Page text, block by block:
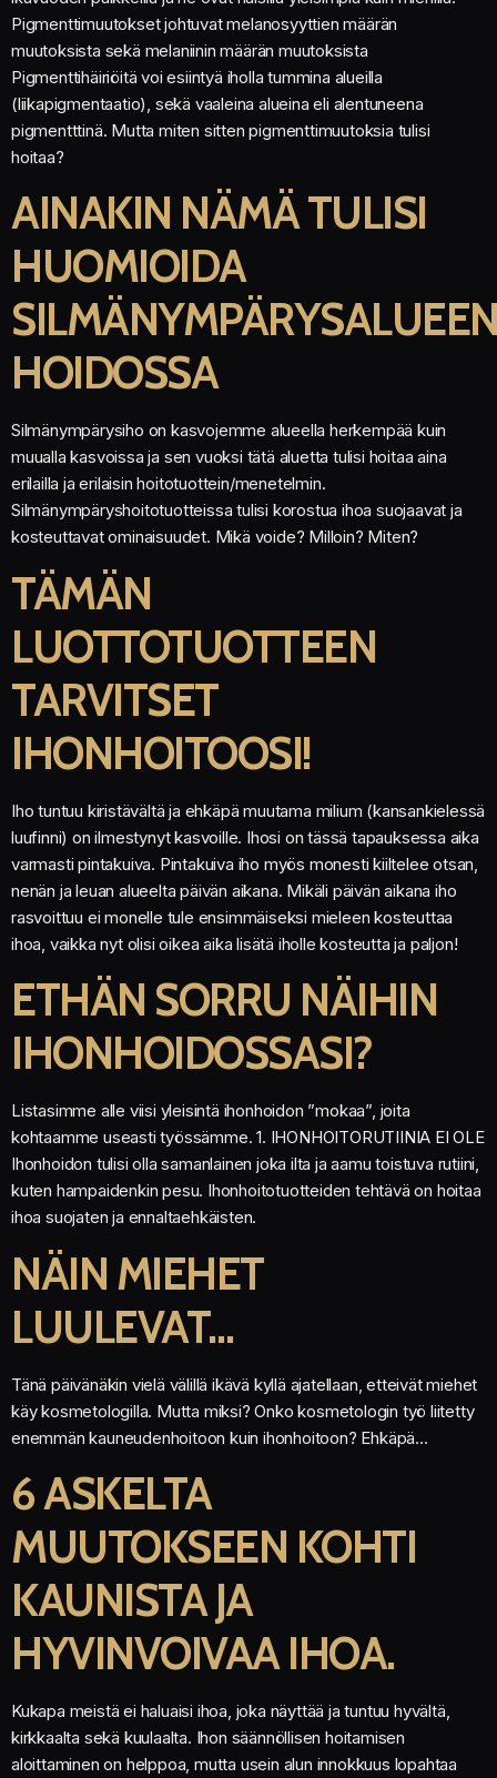
Pigmenttimuutokset johtuvat melanosyyttien määrän
muutoksista sekä melaniinin määrän muutoksista
Pigmenttihäiriöitä voi esiintyä iholla tummina alueilla
(liikapigmentaatio), sekä vaaleina alueina eli alentuneena
pigmentttinä. Mutta miten sitten pigmenttimuutoksia tulisi
hoitaa?
AINAKIN NÄMÄ TULISI
HUOMIOIDA
HOIDOSSA
Silmänympärysiho on kasvojemme alueella herkempää kuin
muualla kasvoissa ja sen vuoksi tätä aluetta tulisi hoitaa aina
erilailla ja erilaisin hoitotuottein/menetelmin.
Silmänympäryshoitotuotteissa tulisi korostua ihoa suojaavat ja
kosteuttavat ominaisuudet. Mikä voide? Milloin? Miten?
TÄMÄN
LUOTTOTUOTTEEN
TARVITSET
IHONHOITOOSI!
Iho tuntuu kiristävältä ja ehkäpä muutama milium (kansankielessä
luufinni) on ilmestynyt kasvoille. Ihosi on tässä tapauksessa aika
varmasti pintakuiva. Pintakuiva iho myös monesti kiiltelee otsan,
nenän ja leuan alueelta päivän aikana. Mikäli päivän aikana iho
rasvoittuu ei monelle tule ensimmäiseksi mieleen kosteuttaa
ihoa, vaikka nyt olisi oikea aika lisätä iholle kosteutta ja paljon!
ETHÄN SORRU NÄIHIN
IHONHOIDOSSASI?
Listasimme alle viisi yleisintä ihonhoidon ”mokaa”, joita
kohtaamme useasti työssämme. 1. IHONHOITORUTIINIA EI OLE
Ihonhoidon tulisi olla samanlainen joka ilta ja aamu toistuva rutiini,
kuten hampaidenkin pesu. Ihonhoitotuotteiden tehtävä on hoitaa
ihoa suojaten ja ennaltaehkäisten.
NÄIN MIEHET
LUULEVAT…
Tänä päivänäkin vielä välillä ikävä kyllä ajatellaan, etteivät miehet
käy kosmetologilla. Mutta miksi? Onko kosmetologin työ liitetty
enemmän kauneudenhoitoon kuin ihonhoitoon? Ehkäpä…
6 ASKELTA
MUUTOKSEEN KOHTI
KAUNISTA JA
HYVINVOIVAA IHOA.
Kukapa meistä ei haluaisi ihoa, joka näyttää ja tuntuu hyvältä,
kirkkaalta sekä kuulaalta. Ihon säännöllisen hoitamisen
aloittaminen on helppoa, mutta usein alun innokkuus lopahtaa